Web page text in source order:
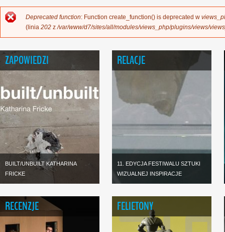
KOMUNIKAT O BŁĘDZIE
Deprecated function: Function create_function() is deprecated w
(linia 202 z/var/www/d7/sites/all/modules/views_php/plugins/views/
ZAPOWIEDZI
BUILT/UNBUILT KATHARINA
FRICKE
RELACJE
11. EDYCJA FESTIWALU SZTUKI
WIZUALNEJ INSPIRACJE
RECENZJE FELIETONY